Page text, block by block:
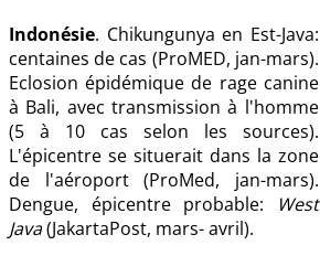
Indonésie. Chikungunya en Est-Java:
centaines de cas (ProMED, jan-mars).
Eclosion épidémique de rage canine
à Bali, avec transmission à l'homme
(5 à 10 cas selon les sources).
L'épicentre se situerait dans la zone
de l'aéroport (ProMed, jan-mars).
Dengue, épicentre probable:
West
Java(JakartaPost, mars- avril).